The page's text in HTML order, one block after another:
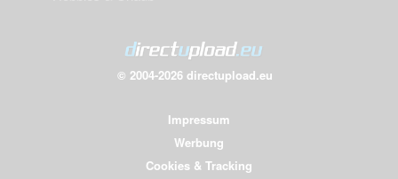
© 2004-2026 directupload.eu
Impressum
Werbung
Cookies & Tracking